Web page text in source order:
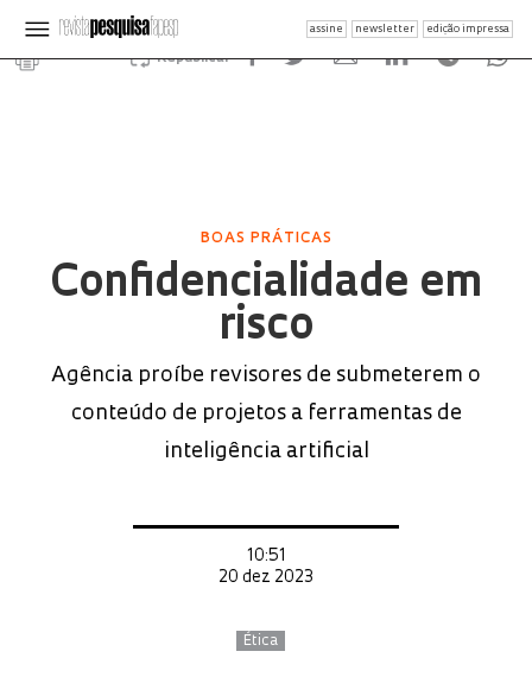
assine newsletter edição impressa
Republicar
BOAS PRÁTICAS
Confidencialidade em
risco
Agência proíbe revisores de submeterem o
conteúdo de projetos a ferramentas de
inteligência artificial
10:51
20 dez 2023
Ética